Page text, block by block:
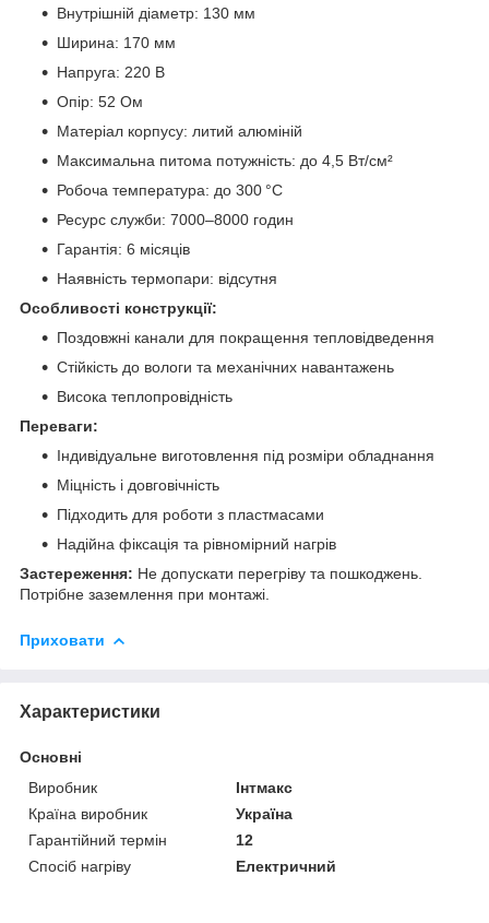
Внутрішній діаметр: 130 мм
Ширина: 170 мм
Напруга: 220 В
Опір: 52 Ом
Матеріал корпусу: литий алюміній
Максимальна питома потужність: до 4,5 Вт/см²
Робоча температура: до 300 °C
Ресурс служби: 7000–8000 годин
Гарантія: 6 місяців
Наявність термопари: відсутня
Особливості конструкції:
Поздовжні канали для покращення тепловідведення
Стійкість до вологи та механічних навантажень
Висока теплопровідність
Переваги:
Індивідуальне виготовлення під розміри обладнання
Міцність і довговічність
Підходить для роботи з пластмасами
Надійна фіксація та рівномірний нагрів
Застереження: Не допускати перегріву та пошкоджень.
Потрібне заземлення при монтажі.
Приховати
Характеристики
Основні
Виробник
Інтмакс
Країна виробник
Україна
Гарантійний термін
12
Спосіб нагріву
Електричний